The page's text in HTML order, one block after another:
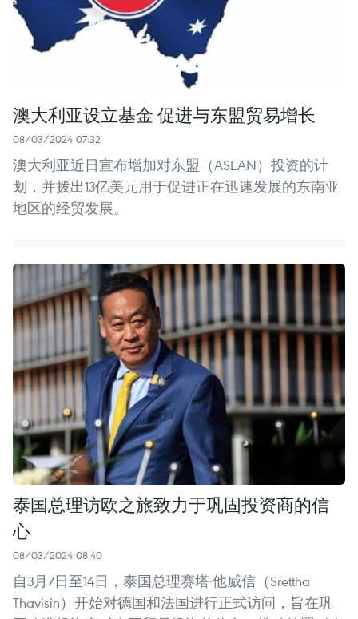
澳大利亚设立基金 促进与东盟贸易增长
08/03/2024 07:32
澳大利亚近日宣布增加对东盟（ASEAN）投资的计
划，并拨出13亿美元用于促进正在迅速发展的东南亚
地区的经贸发展。
泰国总理访欧之旅致力于巩固投资商的信
心
08/03/2024 08:40
自3月7日至14日，泰国总理赛塔·他威信（Srettha
Thavisin）开始对德国和法国进行正式访问，旨在巩